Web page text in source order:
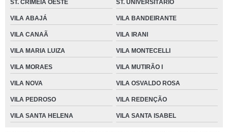
ST. CRIMÉIA OESTE ST. UNIVERSITÁRIO
VILA ABAJÁ VILA BANDEIRANTE
VILA CANAÃ VILA IRANI
VILA MARIA LUIZA VILA MONTECELLI
VILA MORAES VILA MUTIRÃO I
VILA NOVA VILA OSVALDO ROSA
VILA PEDROSO VILA REDENÇÃO
VILA SANTA HELENA VILA SANTA ISABEL